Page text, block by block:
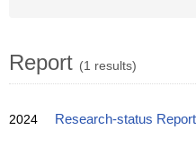
Report (1 results)
2024 Research-status Report